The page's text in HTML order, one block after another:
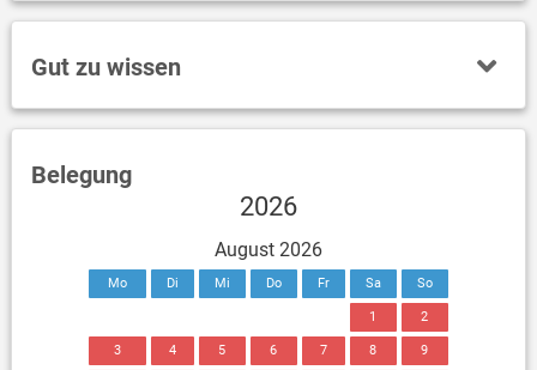
Gut zu wissen
Belegung
2026
August 2026
Mo Di Mi Do Fr Sa So
1 2
3 4 5 6 7 8 9